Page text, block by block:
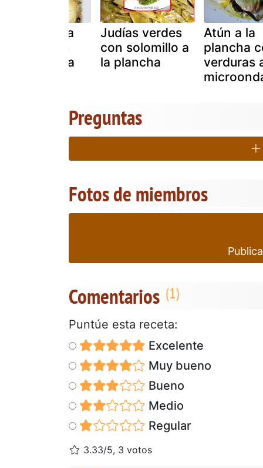
a la
de cabra
Judías verdes
con solomillo a
la plancha
Atún a la
plancha
verduras
Preguntas
Fotos de miembros
Comentarios
Puntúe esta receta:
Excelente
Muy bueno
Bueno
Medio
Regular
3.33/5, 3 votos